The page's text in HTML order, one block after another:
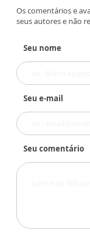
Os comentários e
seus autores e não
Seu nome
Seu e-mail
Seu comentário